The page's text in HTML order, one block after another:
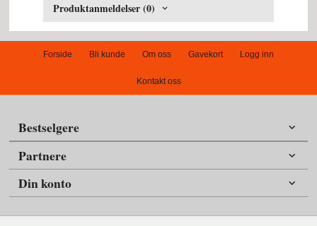
Produktanmeldelser (0)
Forside Bli kunde Om oss Gavekort Logg inn
Kontakt oss
Bestselgere
Partnere
Din konto